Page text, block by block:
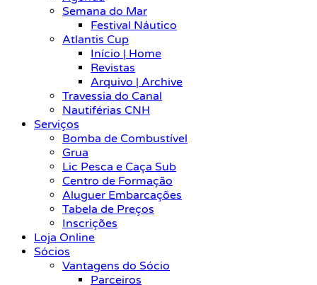
Semana do Mar
Festival Náutico
Atlantis Cup
Início | Home
Revistas
Arquivo | Archive
Travessia do Canal
Nautiférias CNH
Serviços
Bomba de Combustível
Grua
Lic Pesca e Caça Sub
Centro de Formação
Aluguer Embarcações
Tabela de Preços
Inscrições
Loja Online
Sócios
Vantagens do Sócio
Parceiros